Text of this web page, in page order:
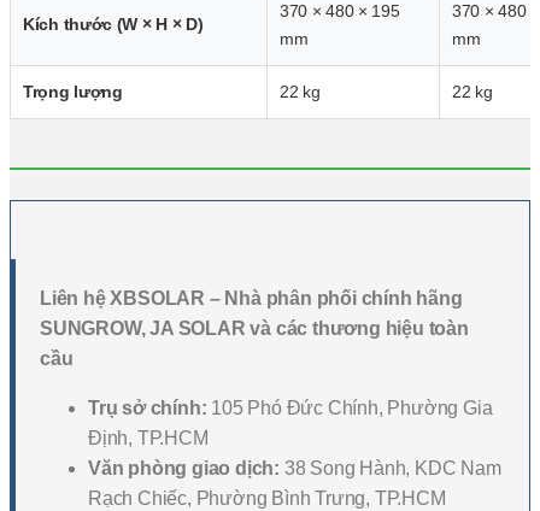
Kích thước (W × H × D)
370 × 480 × 195
mm
370 × 480
mm
Trọng lượng 22 kg 22 kg
Liên hệ XBSOLAR – Nhà phân phối chính hãng
SUNGROW, JA SOLAR và các thương hiệu toàn
cầu
Trụ sở chính: 105 Phó Đức Chính, Phường Gia
Định, TP.HCM
Văn phòng giao dịch: 38 Song Hành, KDC Nam
Rạch Chiếc, Phường Bình Trưng, TP.HCM